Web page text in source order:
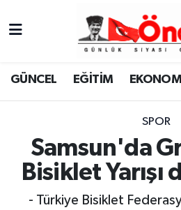
GÜNCEL EĞİTİM EKONOMİ
SPOR
Samsun'da
Bisiklet
- Türkiye Bisiklet
GÜNCEL
MEDYA
SPOR
Zonguldak Nöbetçi
Zonguldak Namaz
Zonguldak Trafik
TFF 3.Lig 4.Grup Puan